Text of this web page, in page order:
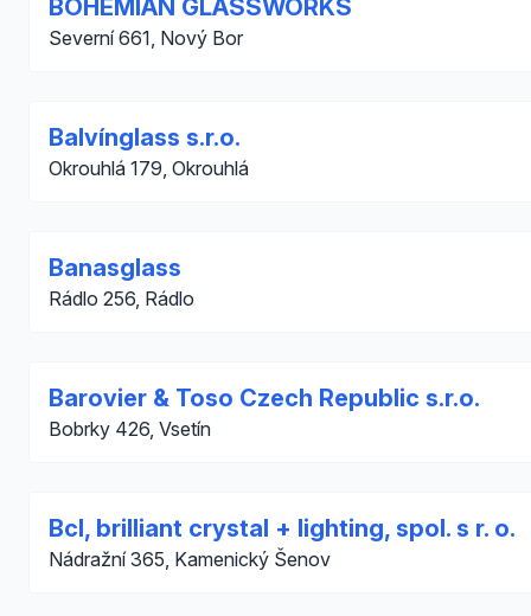
BOHEMIAN GLASSWORKS
Severní 661, Nový Bor
Balvínglass s.r.o.
Okrouhlá 179, Okrouhlá
Banasglass
Rádlo 256, Rádlo
Barovier & Toso Czech Republic s.r.o.
Bobrky 426, Vsetín
Bcl, brilliant crystal + lighting, spol. s r. o.
Nádražní 365, Kamenický Šenov